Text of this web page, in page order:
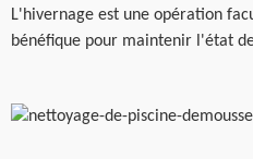
L'hivernage est une opération
bénéfique pour maintenir l'état